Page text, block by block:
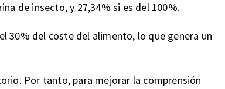
de insecto, y 27,34% si es del 100%.
30% del coste del alimento, lo que genera un
Por tanto, para mejorar la comprensión